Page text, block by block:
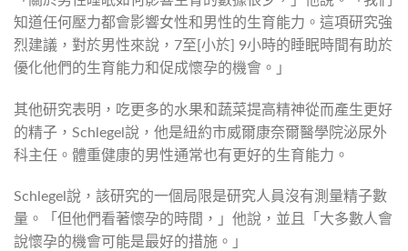
知道任何壓力都會影響女性和男性的生育能力。這項研究強
烈建議，對於男性來說，7至[小於] 9小時的睡眠時間有助於
優化他們的生育能力和促成懷孕的機會。」
其他研究表明，吃更多的水果和蔬菜提高精神從而產生更好
的精子，Schlegel說，他是紐約市威爾康奈爾醫學院泌尿外
科主任。體重健康的男性通常也有更好的生育能力。
Schlegel說，該研究的一個局限是研究人員沒有測量精子數
量。「但他們看著懷孕的時間，」他說，並且「大多數人會
說懷孕的機會可能是最好的措施。」